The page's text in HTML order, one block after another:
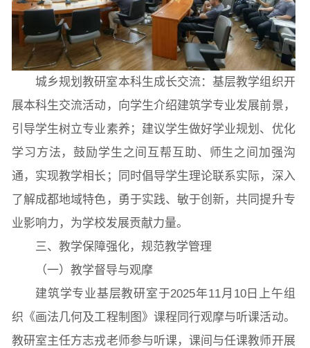
城乡规划教研室本科生成长交流：基层教学组织开
展本科生交流活动，向学生介绍建筑学专业发展前景，
引导学生树立专业素养；建议学生做好学业规划、优化
学习方法，鼓励学生之间互帮互助、师生之间加强沟
通，实现教学相长；同时倡导学生理论联系实际，深入
了解成都地域特色，勇于实践、敏于创新，共同提升专
业影响力，为学校发展贡献力量。
三、教学保障强化，规范教学管理
（一）教学督导与观摩
建筑学专业基层教研室于2025年11月10日上午组
织《画法几何及工程制图》课程同行观摩与听课活动。
教研室主任方志戎老师参与听课，课间与任课教师开展